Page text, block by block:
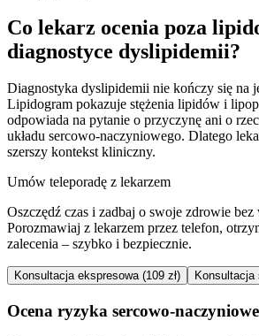
Co lekarz ocenia poza
diagnostyce dyslipidemii?
Diagnostyka dyslipidemii nie kończy się na
Lipidogram pokazuje stężenia lipidów i
odpowiada na pytanie o przyczynę ani o
układu sercowo-naczyniowego. Dlatego
szerszy kontekst kliniczny.
Umów teleporadę z lekarzem
Oszczędź czas i zadbaj o swoje zdrowie
Porozmawiaj z lekarzem przez telefon,
zalecenia – szybko i bezpiecznie.
Konsultacja ekspresowa (109 zł) Konsultacja
Ocena ryzyka sercowo-